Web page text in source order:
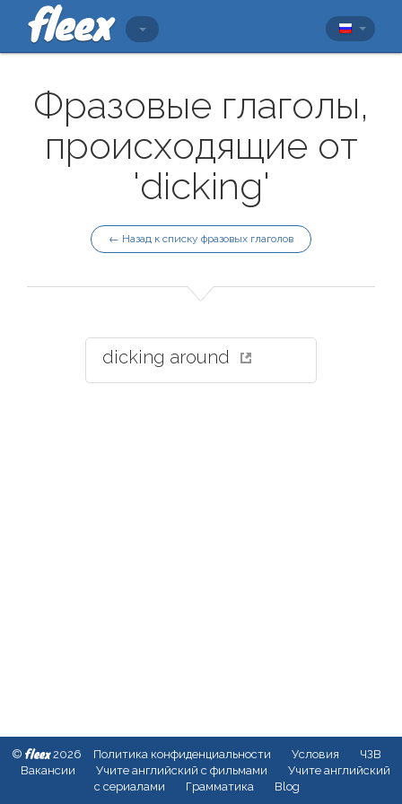
Фразовые глаголы,
происходящие от
'dicking'
← Назад к списку фразовых глаголов
dicking around
© fleex2026 Политика конфиденциальности Условия
ЧЗВ
Вакансии
Учите английский с фильмами
Учите английский
с сериалами
Грамматика Blog